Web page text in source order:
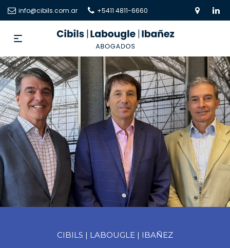
info@cibils.com.ar +5411 4811-6660
CIBILS | LABOUGLE | IBAÑEZ